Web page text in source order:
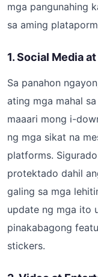
mga pangunahing
sa aming
1. Social Media
Sa panahon
ating mga mahal
maaari mong i-
ng mga sikat na
platforms.
protektado dahil
galing sa mga
update ng mga ito
pinakabagong
stickers.